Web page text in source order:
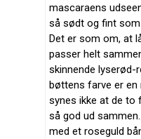
mascaraens
så sødt og fint som
Det er som om, at
passer helt
skinnende lyserød-
bøttens farve er en
synes ikke at de
så god ud
med et roseguld